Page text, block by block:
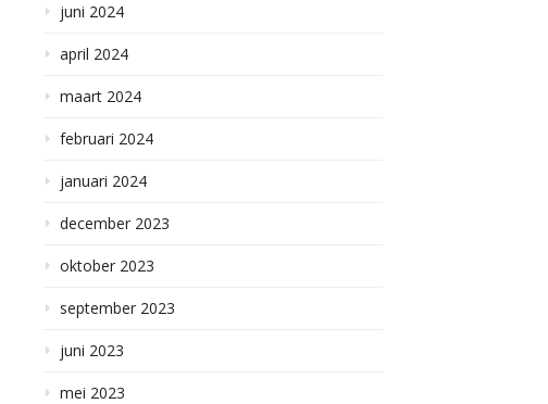
juni 2024
april 2024
maart 2024
februari 2024
januari 2024
december 2023
oktober 2023
september 2023
juni 2023
mei 2023